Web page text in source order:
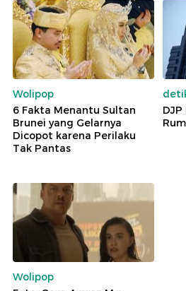
Wolipop
6 Fakta Menantu Sultan
Brunei yang Gelarnya
Dicopot karena Perilaku
Tak Pantas
Wolipop